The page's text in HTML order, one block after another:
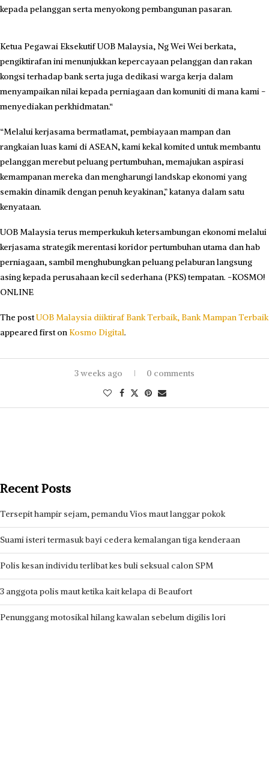
kepada pelanggan serta menyokong pembangunan pasaran.
Ketua Pegawai Eksekutif UOB Malaysia, Ng Wei Wei berkata,
pengiktirafan ini me­nunjukkan kepercayaan pe­langgan dan rakan
kongsi terhadap bank serta juga dedikasi warga kerja dalam
menyampaikan nilai kepada perniagaan dan komuniti di mana kami ­
menyediakan perkhidmatan.“
“Melalui kerjasama bermatlamat, pembiayaan mampan dan
rangkaian luas kami di ASEAN, kami kekal komited untuk membantu
pelanggan merebut peluang pertumbuhan, memajukan aspirasi
kemampanan mereka dan mengharungi landskap ekonomi yang
semakin dinamik dengan penuh keyakinan,” katanya dalam satu
kenyataan.
UOB Malaysia terus memperkukuh ketersambungan ekonomi melalui
kerjasama strategik merentasi koridor pertumbuhan utama dan hab
perniagaan, sambil menghubungkan peluang pelaburan langsung
asing kepada perusahaan kecil sederhana (PKS) tempatan. -KOSMO!
ONLINE
The postUOB Malaysia diiktiraf Bank Terbaik, Bank Mampan Terbaik
appeared first on Kosmo Digital.
3 weeks ago 0 comments
Recent Posts
Tersepit hampir sejam, pemandu Vios maut langgar pokok
Suami isteri termasuk bayi cedera kemalangan tiga kenderaan
Polis kesan individu terlibat kes buli seksual calon SPM
3 anggota polis maut ketika kait kelapa di Beaufort
Penunggang motosikal hilang kawalan sebelum digilis lori